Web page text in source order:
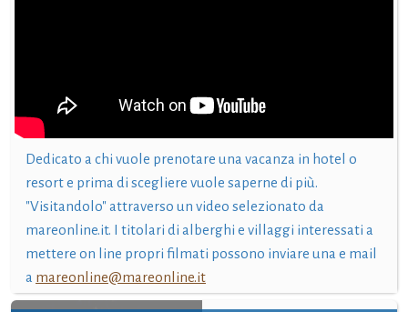
Dedicato a chi vuole prenotare una vacanza in hotel o
resort e prima di scegliere vuole saperne di più.
"Visitandolo" attraverso un video selezionato da
mareonline.it. I titolari di alberghi e villaggi interessati a
mettere on line propri filmati possono inviare una e mail
a mareonline@mareonline.it